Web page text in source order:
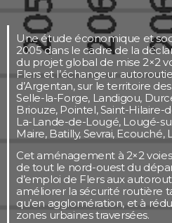
Une étude économique et
2005 dans le cadre de la
du projet global de mise 2×2
Flers et l’échangeur
d’Argentan, sur le territoire
Selle-la-Forge, Landigou,
Briouze, Pointel, Saint-Hilaire-
La-Lande-de-Lougé, Lougé-
Maire, Batilly, Sevrai,
Cet aménagement à 2×2 voies
de tout le nord-ouest du
d’emploi de Flers aux
améliorer la sécurité routière
qu’en agglomération, et à
zones urbaines traversées.